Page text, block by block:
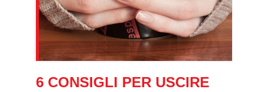
6 CONSIGLI PER USCIRE